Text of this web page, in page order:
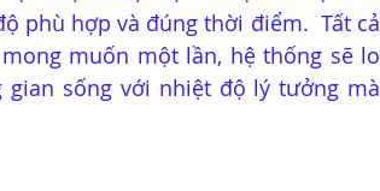
phù hợp và đúng thời điểm.  Tất cả
muốn một lần, hệ thống sẽ lo
sống với nhiệt độ lý tưởng mà